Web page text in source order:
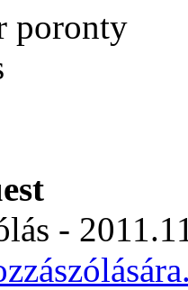
poronty
-